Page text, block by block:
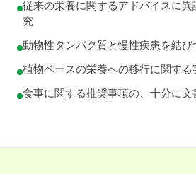
従来の栄養に関するアドバイスに
究
動物性タンパク質と慢性疾患を結
植物ベースの栄養への移行に関する
食事に関する推奨事項の、十分に